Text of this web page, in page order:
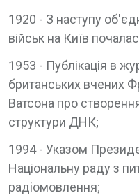
1920 - З наступу
військ на Київ
1953 - Публікація в
британських вчених
Ватсона про
структури ДНК;
1994 - Указом
Національну раду з
радіомовлення;